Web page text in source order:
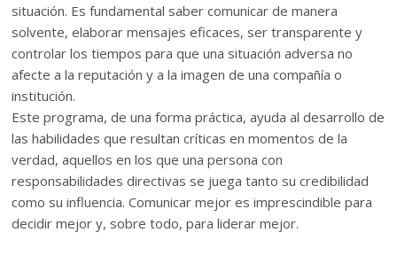
situación. Es fundamental saber comunicar de manera
solvente, elaborar mensajes eficaces, ser transparente y
controlar los tiempos para que una situación adversa no
afecte a la reputación y a la imagen de una compañía o
institución.
Este programa, de una forma práctica, ayuda al desarrollo de
las habilidades que resultan críticas en momentos de la
verdad, aquellos en los que una persona con
responsabilidades directivas se juega tanto su credibilidad
como su influencia. Comunicar mejor es imprescindible para
decidir mejor y, sobre todo, para liderar mejor.